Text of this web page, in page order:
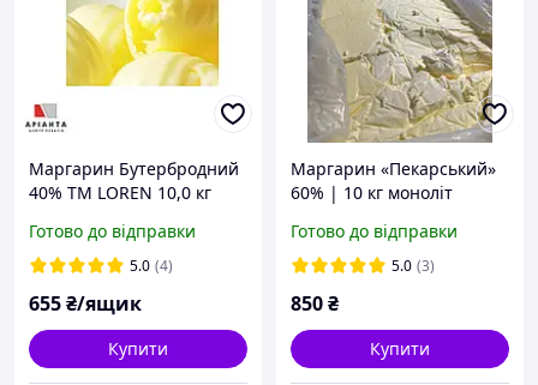
Маргарин Бутербродний
40% ТМ LOREN 10,0 кг
Готово до відправки
5.0 (4)
655₴/ящик
Купити
Маргарин «Пекарський»
60% | 10 кг моноліт
Готово до відправки
5.0 (3)
850₴
Купити